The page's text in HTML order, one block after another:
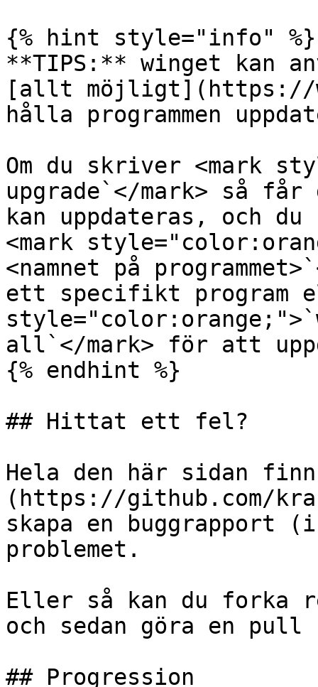
{% hint style="info" %}
**TIPS:** winget kan
[allt möjligt](https://
hålla programmen
Om du skriver <mark
upgrade`</mark> så får
kan uppdateras, och
<mark
<namnet på
ett specifikt program
all`</mark> för att
{% endhint %}
## Hittat ett fel?
Hela den här sidan
(https://github.com/
skapa en buggrapport
problemet.
Eller så kan du forka
och sedan göra en pull
## Progression